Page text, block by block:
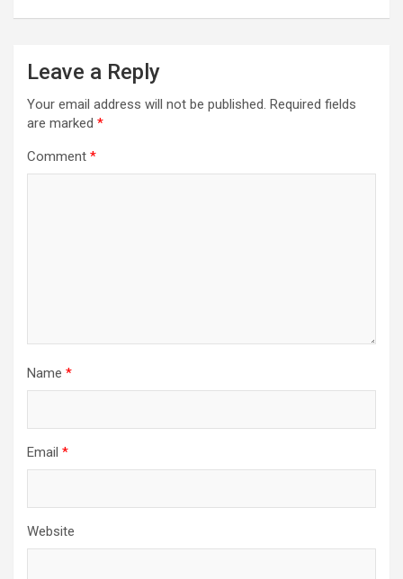
Leave a Reply
Your email address will not be published. Required fields
are marked *
Comment *
Name *
Email *
Website